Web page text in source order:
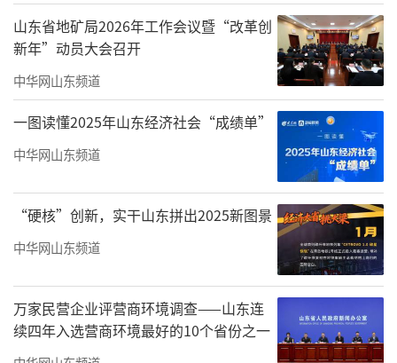
廊，他一一细述每一幅佳作背后的创作故事。
从国画的意境深远到油画的色彩斑斓，两人在
艺术的海洋中徜徉，共同品鉴名家的杰作，沉
浸在这场视觉与心灵的盛宴之中。
山东省地矿局2026年工作会议暨“改革创
新年”动员大会召开
中华网山东频道
一图读懂2025年山东经济社会“成绩单”
中华网山东频道
“硬核”创新，实干山东拼出2025新图景
中华网山东频道
万家民营企业评营商环境调查——山东连
续四年入选营商环境最好的10个省份之一